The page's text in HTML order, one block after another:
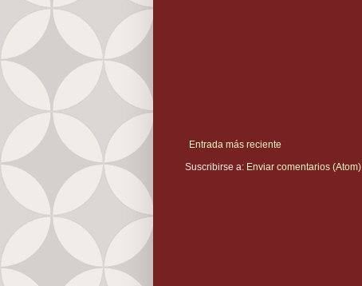
Entrada más reciente
Suscribirse a: Enviar comentarios (Atom)